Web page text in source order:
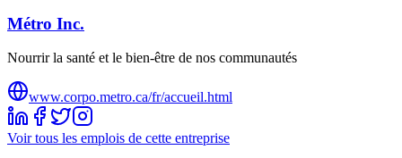
Métro Inc.
Nourrir la santé et le bien-être de nos communautés
www.corpo.metro.ca/fr/accueil.html
Voir tous les emplois de cette entreprise